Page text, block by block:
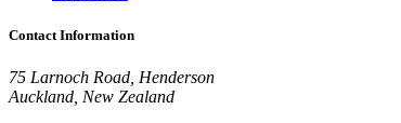
Contact Information
75 Larnoch Road, Henderson
Auckland, New Zealand